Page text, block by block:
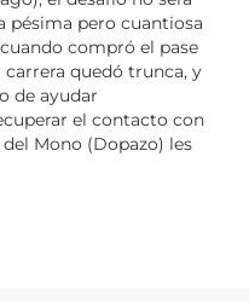
pésima pero cuantiosa
compró el pase
quedó trunca, y
de ayudar
el contacto con
Mono (Dopazo) les